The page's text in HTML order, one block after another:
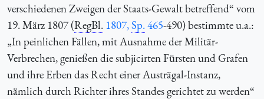
verschiedenen Zweigen der Staats-Gewalt betreffend“ vom
19. März 1807 (RegBl. 1807,Sp.465-490) bestimmte u.a.:
„In peinlichen Fällen, mit Ausnahme der Militär-
Verbrechen, genießen die subjicirten Fürsten und Grafen
und ihre Erben das Recht einer Austrägal-Instanz,
nämlich durch Richter ihres Standes gerichtet zu werden“